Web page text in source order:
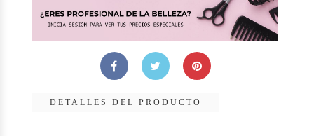
DETALLES DEL PRODUCTO